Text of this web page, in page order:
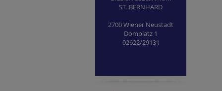
ST. BERNHARD
2700 Wiener Neustadt
Domplatz 1
02622/29131